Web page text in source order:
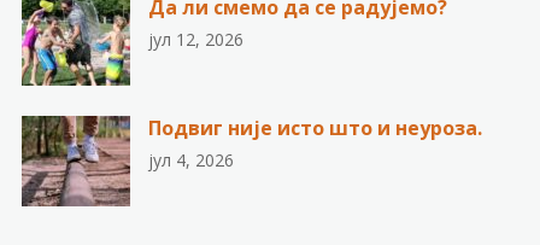
Да ли смемо да се радујемо?
јул 12, 2026
Подвиг није исто што и неуроза.
јул 4, 2026